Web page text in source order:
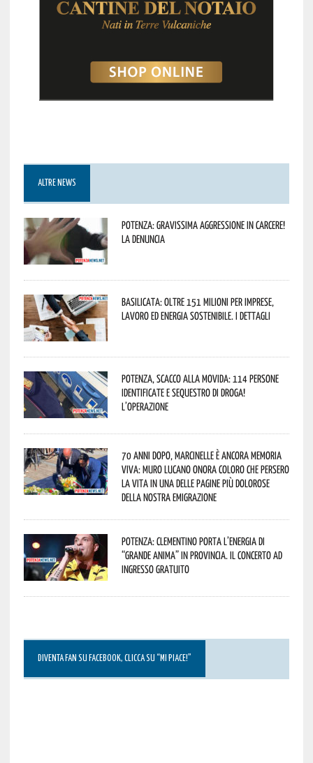
ALTRE NEWS
Potenza: gravissima aggressione in Carcere!
La denuncia
Basilicata: oltre 151 milioni per imprese,
lavoro ed energia sostenibile. I dettagli
Potenza, scacco alla movida: 114 persone
identificate e sequestro di droga!
L’operazione
70 anni dopo, Marcinelle è ancora memoria
viva: Muro Lucano onora coloro che persero
la vita in una delle pagine più dolorose
della nostra emigrazione
Potenza: Clementino porta l’energia di
“Grande Anima” in provincia. Il concerto ad
ingresso gratuito
DIVENTA FAN SU FACEBOOK, CLICCA SU “MI PIACE!”